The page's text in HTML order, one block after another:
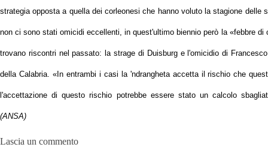
strategia opposta a quella dei corleonesi che hanno voluto la stagione
non ci sono stati omicidi eccellenti, in quest'ultimo biennio però la «febbre
trovano riscontri nel passato: la strage di Duisburg e l'omicidio di
della Calabria. «In entrambi i casi la 'ndrangheta accetta il rischio che
l'accettazione di questo rischio potrebbe essere stato un calcolo
(ANSA)
Lascia un commento